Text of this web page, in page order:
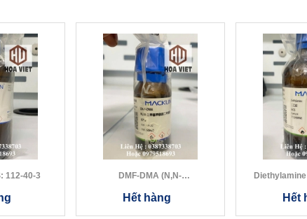
CAS: 112-40-3
DMF-DMA (N,N-
Hết hàng Hết